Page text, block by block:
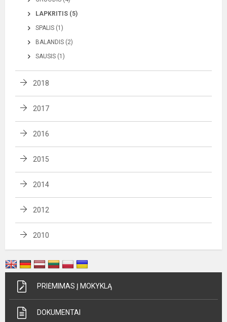
LAPKRITIS (5)
SPALIS (1)
BALANDIS (2)
SAUSIS (1)
2018
2017
2016
2015
2014
2012
2010
PRIĖMIMAS Į MOKYKLĄ
DOKUMENTAI